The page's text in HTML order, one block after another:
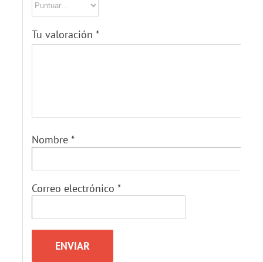
Tu valoración *
Nombre *
Correo electrónico *